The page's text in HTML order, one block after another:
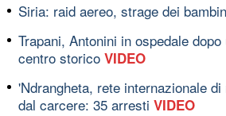
Siria: raid aereo, strage dei
Trapani, Antonini in ospedale
centro storico VIDEO
'Ndrangheta, rete internazionale
dal carcere: 35 arresti VIDEO